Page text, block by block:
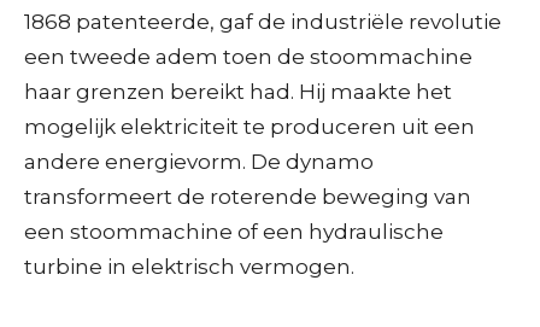
1868 patenteerde, gaf de industriële revolutie
een tweede adem toen de stoommachine
haar grenzen bereikt had. Hij maakte het
mogelijk elektriciteit te produceren uit een
andere energievorm. De dynamo
transformeert de roterende beweging van
een stoommachine of een hydraulische
turbine in elektrisch vermogen.